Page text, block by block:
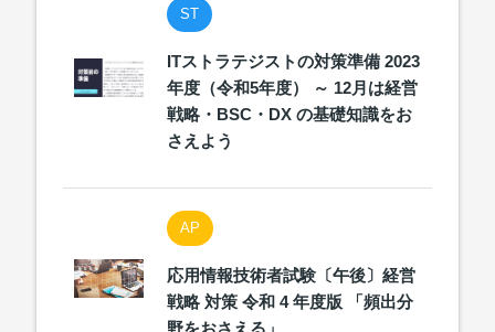
ST
ITストラテジストの対策準備 2023
年度（令和5年度） ～ 12月は経営
戦略・BSC・DX の基礎知識をお
さえよう
AP
応用情報技術者試験〔午後〕経営
戦略 対策 令和 4 年度版 「頻出分
野をおさえる」